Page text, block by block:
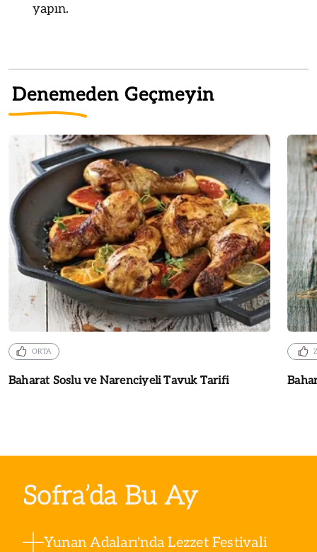
yapın.
Denemeden Geçmeyin
ORTA
Baharat Soslu ve Narenciyeli Tavuk Tarifi
Sofra’da Bu Ay
Yunan Adaları'nda Lezzet Festivali